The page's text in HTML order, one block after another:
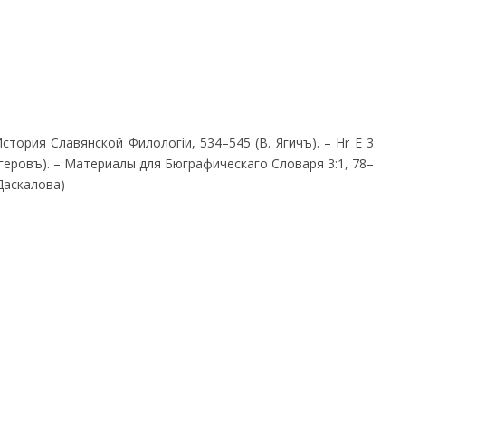
Славянской Филологiи, 534–545 (В. Ягичъ). – Hr E 3
– Материалы для Бюграфическаго Словаря 3:1, 78–